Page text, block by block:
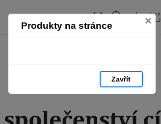
Produkty na stránce ×
Zavřít